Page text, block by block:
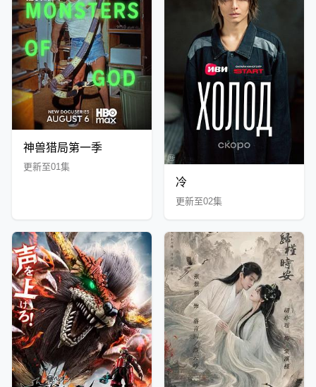
神兽猎局第一季
更新至01集
冷
更新至02集